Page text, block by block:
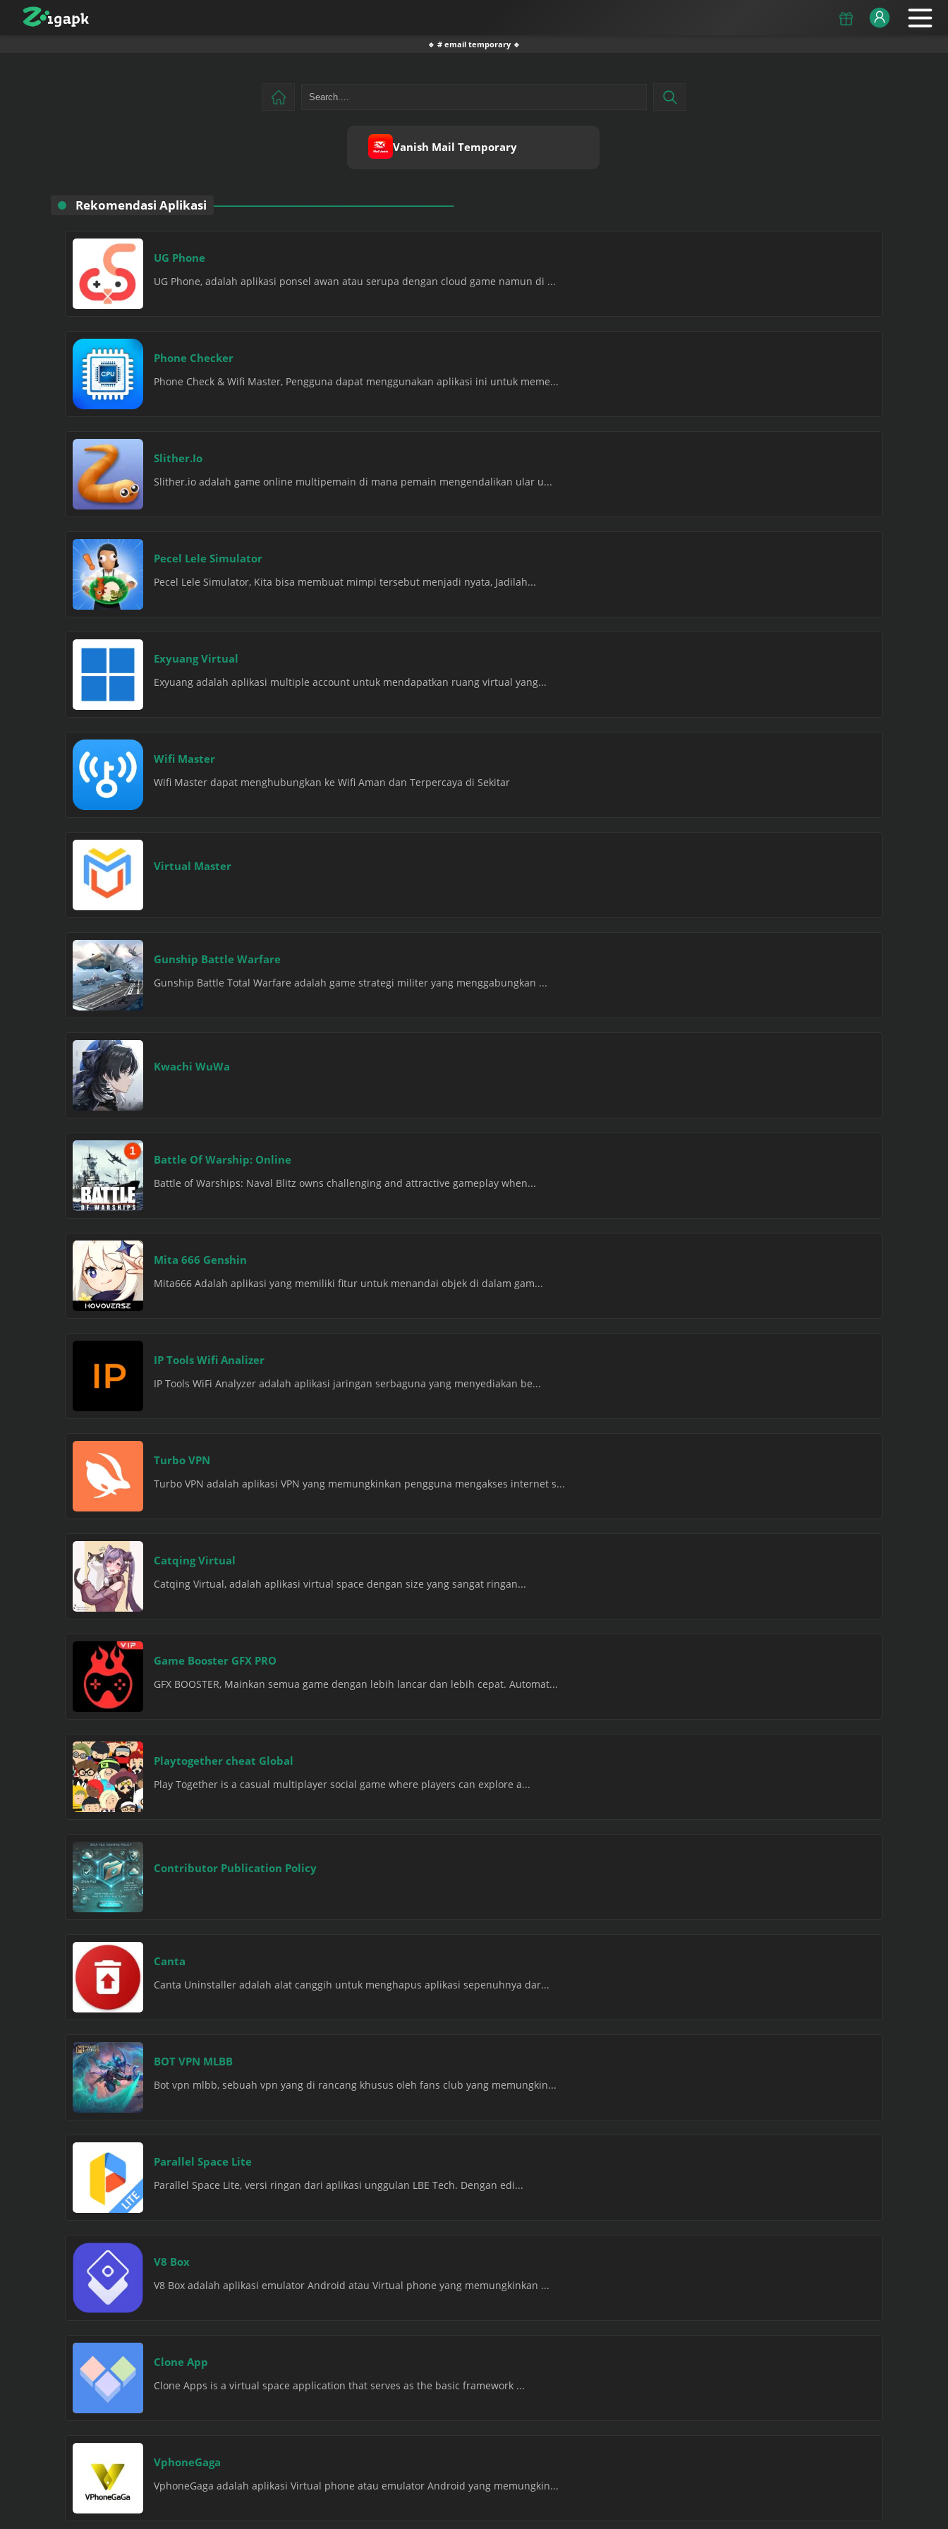
🔹 # email temporary 🔹
Vanish Mail Temporary
Rekomendasi Aplikasi
UG Phone
UG Phone, adalah aplikasi ponsel awan atau serupa dengan cloud game namun di ...
Phone Checker
Phone Check & Wifi Master, Pengguna dapat menggunakan aplikasi ini untuk meme...
Slither.Io
Slither.io adalah game online multipemain di mana pemain mengendalikan ular u...
Pecel Lele Simulator
Pecel Lele Simulator, Kita bisa membuat mimpi tersebut menjadi nyata, Jadilah...
Exyuang Virtual
Exyuang adalah aplikasi multiple account untuk mendapatkan ruang virtual yang...
Wifi Master
Wifi Master dapat menghubungkan ke Wifi Aman dan Terpercaya di Sekitar
Virtual Master
Gunship Battle Warfare
Gunship Battle Total Warfare adalah game strategi militer yang menggabungkan ...
Kwachi WuWa
Battle Of Warship: Online
Battle of Warships: Naval Blitz owns challenging and attractive gameplay when...
Mita 666 Genshin
Mita666 Adalah aplikasi yang memiliki fitur untuk menandai objek di dalam gam...
IP Tools Wifi Analizer
IP Tools WiFi Analyzer adalah aplikasi jaringan serbaguna yang menyediakan be...
Turbo VPN
Turbo VPN adalah aplikasi VPN yang memungkinkan pengguna mengakses internet s...
Catqing Virtual
Catqing Virtual, adalah aplikasi virtual space dengan size yang sangat ringan...
Game Booster GFX PRO
GFX BOOSTER, Mainkan semua game dengan lebih lancar dan lebih cepat. Automat...
Playtogether cheat Global
Play Together is a casual multiplayer social game where players can explore a...
Contributor Publication Policy
Canta
Canta Uninstaller adalah alat canggih untuk menghapus aplikasi sepenuhnya dar...
BOT VPN MLBB
Bot vpn mlbb, sebuah vpn yang di rancang khusus oleh fans club yang memungkin...
Parallel Space Lite
Parallel Space Lite, versi ringan dari aplikasi unggulan LBE Tech. Dengan edi...
V8 Box
V8 Box adalah aplikasi emulator Android atau Virtual phone yang memungkinkan ...
Clone App
Clone Apps is a virtual space application that serves as the basic framework ...
VphoneGaga
VphoneGaga adalah aplikasi Virtual phone atau emulator Android yang memungkin...